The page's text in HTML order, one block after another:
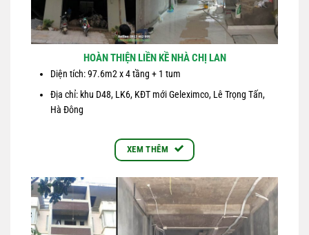
HOÀN THIỆN LIỀN KỀ NHÀ CHỊ LAN
Diện tích: 97.6m2 x 4 tầng + 1 tum
Địa chỉ: khu D48, LK6, KĐT mới Geleximco, Lê Trọng Tấn,
Hà Đông
XEM THÊM